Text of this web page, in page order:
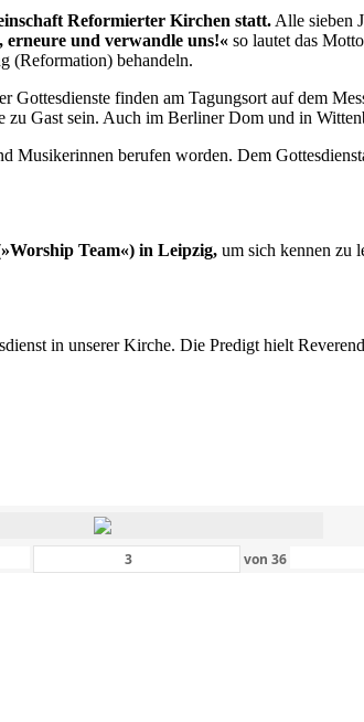
Reformierter Kirchen statt.Alle sieben
erneure und verwandle uns!« so lautet das
(Reformation) behandeln.
finden am Tagungsort auf dem
Gast sein. Auch im Berliner Dom und in
berufen worden. Dem
Team«) in Leipzig, um sich kennen zu
in unserer Kirche. Die Predigt hielt
von36